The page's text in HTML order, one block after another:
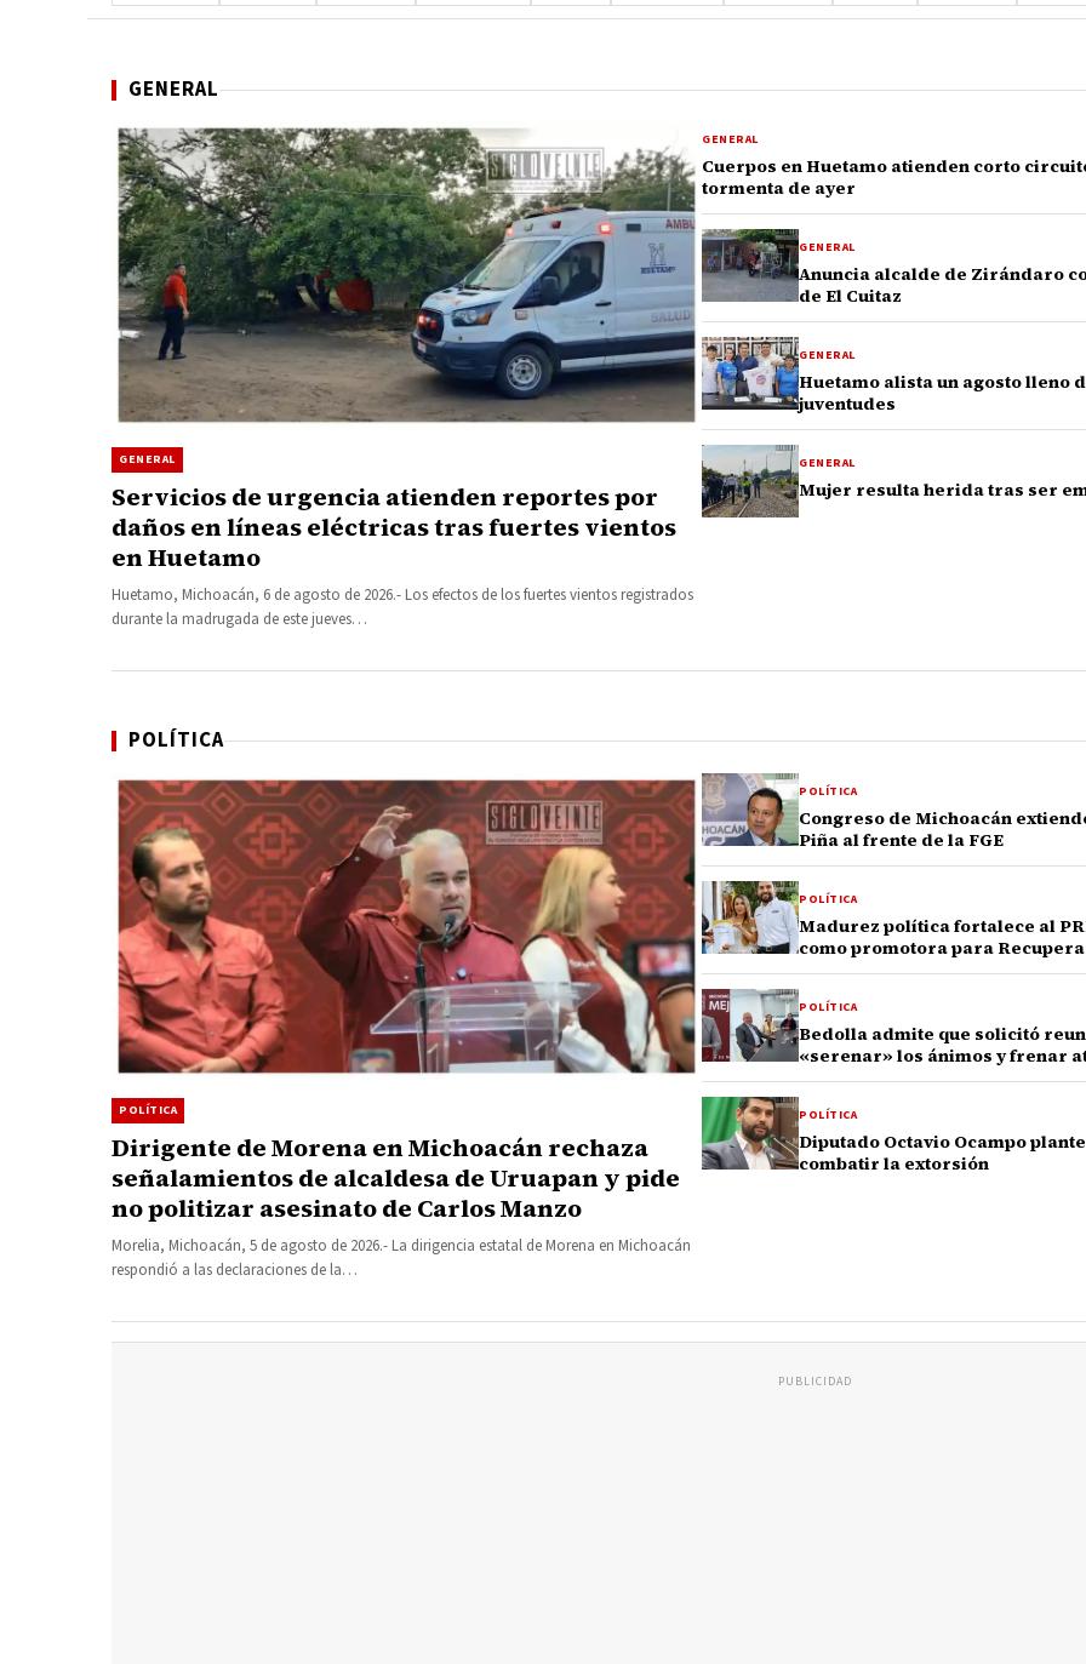
GENERAL
GENERAL
Servicios de urgencia atienden reportes por
daños en líneas eléctricas tras fuertes vientos
en Huetamo
Huetamo, Michoacán, 6 de agosto de 2026.- Los efectos de los fuertes vientos registrados
durante la madrugada de este jueves…
GENERAL
Cuerpos en Huetamo atienden corto
tormenta de ayer
GENERAL
Anuncia alcalde de Zirándaro
de El Cuitaz
GENERAL
Huetamo alista un agosto lleno
juventudes
GENERAL
Mujer resulta herida tras ser
POLÍTICA
POLÍTICA
Dirigente de Morena en Michoacán rechaza
señalamientos de alcaldesa de Uruapan y pide
no politizar asesinato de Carlos Manzo
Morelia, Michoacán, 5 de agosto de 2026.- La dirigencia estatal de Morena en Michoacán
respondió a las declaraciones de la…
POLÍTICA
Congreso de Michoacán
Piña al frente de la FGE
POLÍTICA
Madurez política fortalece al
como promotora para
POLÍTICA
Bedolla admite que solicitó
«serenar» los ánimos y frenar
POLÍTICA
Diputado Octavio Ocampo
combatir la extorsión
PUBLICIDAD